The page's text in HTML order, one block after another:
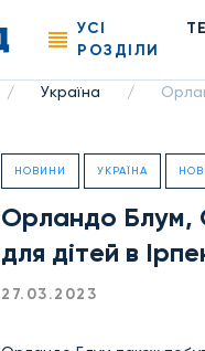
УСІ
РОЗДІЛИ
/ Україна /
НОВИНИ УКРАЇНА
Орландо Блум,
для дітей в
27.03.2023